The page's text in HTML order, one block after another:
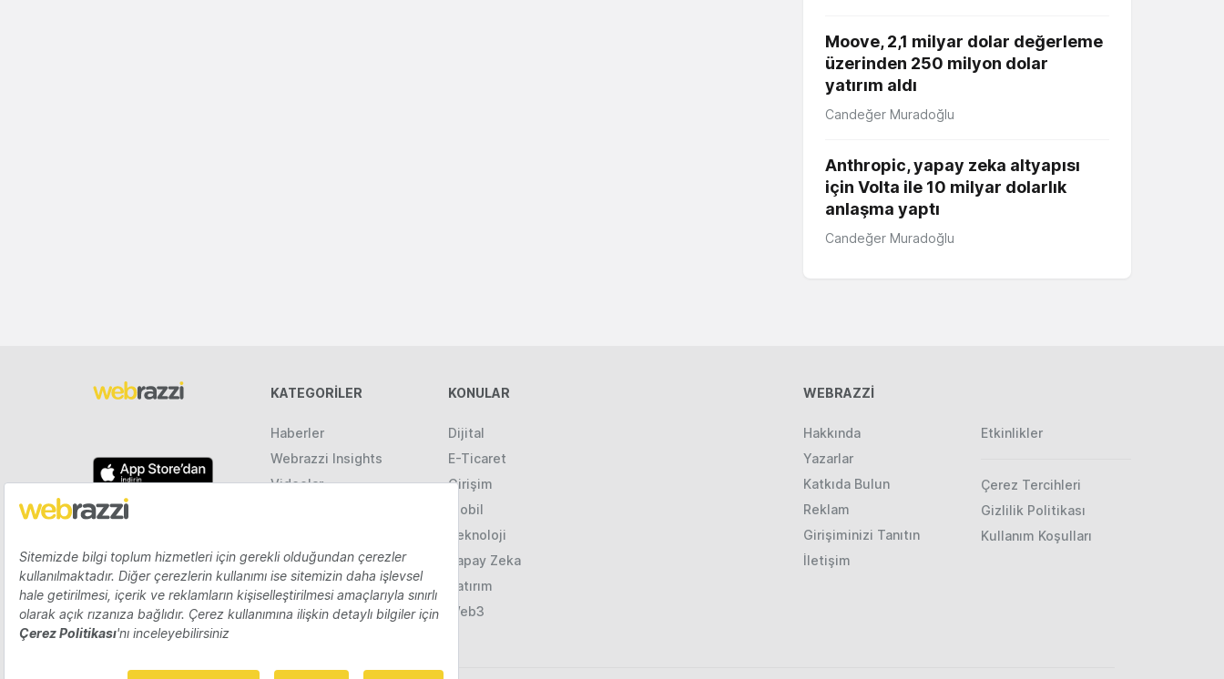
Moove, 2,1 milyar dolar değerleme
üzerinden 250 milyon dolar
yatırım aldı
Candeğer Muradoğlu
Anthropic, yapay zeka altyapısı
için Volta ile 10 milyar dolarlık
anlaşma yaptı
Candeğer Muradoğlu
KATEGORILER
Haberler
Webrazzi Insights
Videolar
KONULAR
Dijital
E-Ticaret
Girişim
Mobil
Teknoloji
Yapay Zeka
Yatırım
Web3
WEBRAZZİ
Hakkında
Yazarlar
Katkıda Bulun
Reklam
Girişiminizi Tanıtın
İletişim
Etkinlikler
Çerez Tercihleri
Gizlilik Politikası
Kullanım Koşulları